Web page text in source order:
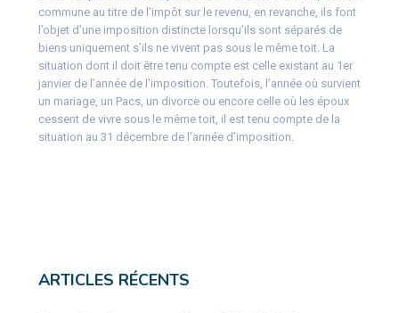
commune au titre de l’impôt sur le revenu, en revanche, ils font
l’objet d’une imposition distincte lorsqu’ils sont séparés de
biens uniquement s’ils ne vivent pas sous le même toit. La
situation dont il doit être tenu compte est celle existant au 1er
janvier de l’année de l’imposition. Toutefois, l’année où survient
un mariage, un Pacs, un divorce ou encore celle où les époux
cessent de vivre sous le même toit, il est tenu compte de la
situation au 31 décembre de l’année d’imposition.
ARTICLES RÉCENTS